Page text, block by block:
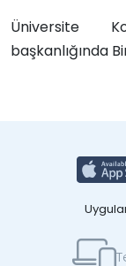
Üniversite
başkanlığında